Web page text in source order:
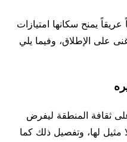
يمنح سكانها امتيازات
على الإطلاق، وفيما يلي
ثقافة المنطقة ليفرض
مثيل لها، وتفصيل ذلك كما